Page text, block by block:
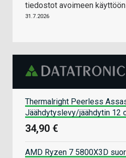
tiedostot avoimeen käyttöön
31.7.2026
Thermalright Peerless
Jäähdytyslevy/jäähdytin 12
34,90 €
AMD Ryzen 7 5800X3D